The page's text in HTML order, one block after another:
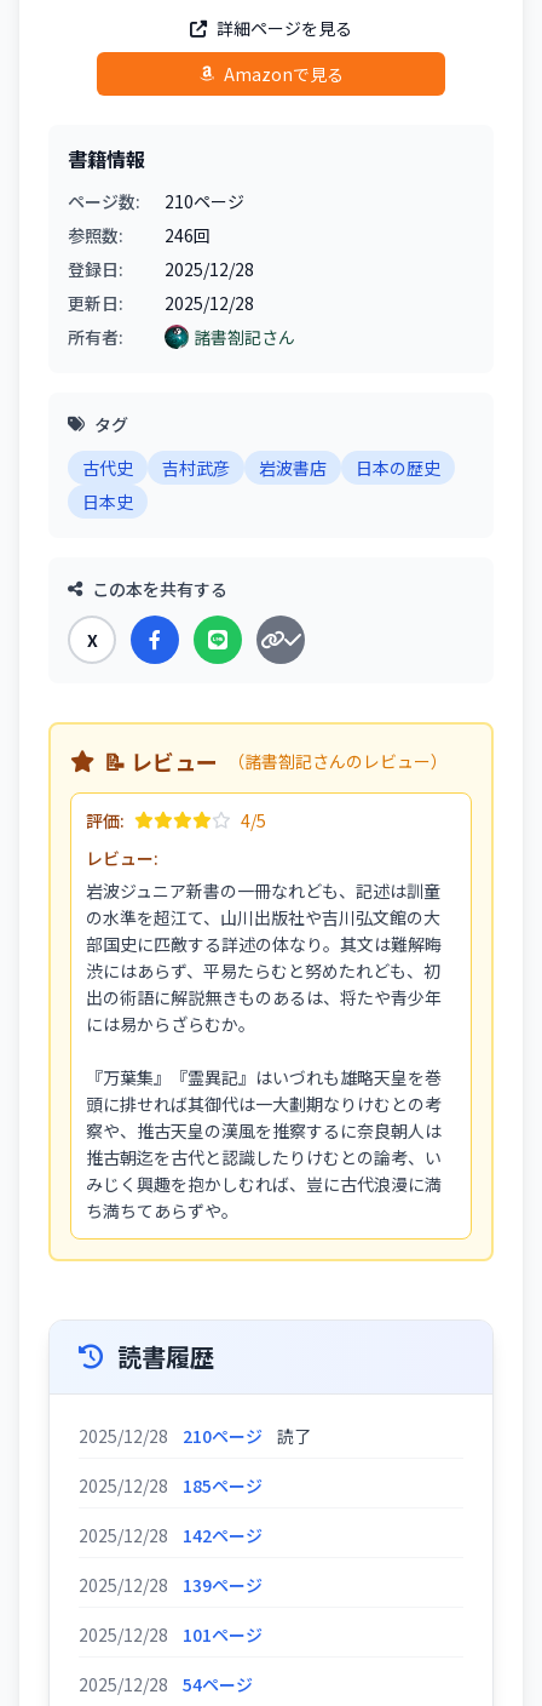
詳細ページを見る
Amazonで見る
書籍情報
ページ数:
210ページ
参照数:
246回
登録日:
2025/12/28
更新日:
2025/12/28
所有者:
諸書劄記さん
タグ
古代史
吉村武彦 岩波書店
日本の歴史
日本史
この本を共有する
X
📝 レビュー （諸書劄記さんのレビュー）
評価:
4/5
レビュー:
岩波ジュニア新書の一冊なれども、記述は訓童
の水準を超江て、山川出版社や吉川弘文館の大
部国史に匹敵する詳述の体なり。其文は難解晦
渋にはあらず、平易たらむと努めたれども、初
出の術語に解説無きものあるは、将たや青少年
には易からざらむか。
『万葉集』『霊異記』はいづれも雄略天皇を巻
頭に排せれば其御代は一大劃期なりけむとの考
察や、推古天皇の漢風を推察するに奈良朝人は
推古朝迄を古代と認識したりけむとの論考、い
みじく興趣を抱かしむれば、豈に古代浪漫に満
ち満ちてあらずや。
読書履歴
2025/12/28 210ページ 読了
2025/12/28 185ページ
2025/12/28 142ページ
2025/12/28 139ページ
2025/12/28 101ページ
2025/12/28 54ページ